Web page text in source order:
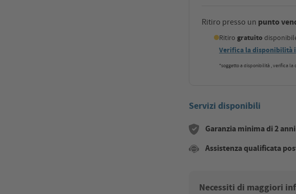
Ritiro presso un punto
Ritiro gratuito
Verifica la disponibilità
*soggetto a disponibilità , verifica
Servizi disponibili
Garanzia minima di 2
Assistenza qualificata
Necessiti di maggiori